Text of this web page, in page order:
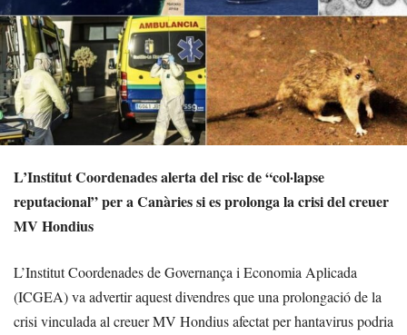
L’Institut Coordenades alerta del risc de “col·lapse
reputacional” per a Canàries si es prolonga la crisi del creuer
MV Hondius
L’Institut Coordenades de Governança i Economia Aplicada
(ICGEA) va advertir aquest divendres que una prolongació de la
crisi vinculada al creuer MV Hondius afectat per hantavirus podria